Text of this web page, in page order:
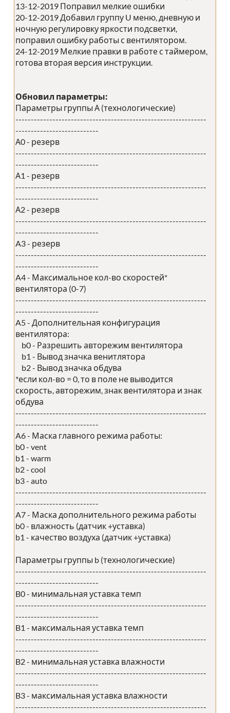
13-12-2019 Поправил мелкие ошибки
20-12-2019 Добавил группу U меню, дневную и
ночную регулировку яркости подсветки,
поправил ошибку работы с вентилятором.
24-12-2019 Мелкие правки в работе с таймером,
готова вторая версия инструкции.
Обновил параметры:
Параметры группы А (технологические)
--------------------------------------------------------------
---------------------------
А0 - резерв
--------------------------------------------------------------
---------------------------
А1 - резерв
--------------------------------------------------------------
---------------------------
А2 - резерв
--------------------------------------------------------------
---------------------------
A3 - резерв
--------------------------------------------------------------
---------------------------
A4 - Максимальное кол-во скоростей*
вентилятора (0-7)
--------------------------------------------------------------
---------------------------
A5 - Дополнительная конфигурация
вентилятора:
b0 - Разрешить авторежим вентилятора
b1 - Вывод значка венитлятора
b2 - Вывод значка обдува
*если кол-во = 0, то в поле не выводится
скорость, авторежим, знак вентилятора и знак
обдува
--------------------------------------------------------------
---------------------------
A6 - Маска главного режима работы:
b0 - vent
b1 - warm
b2 - cool
b3 - auto
--------------------------------------------------------------
---------------------------
A7 - Маска дополнительного режима работы
b0 - влажность (датчик +уставка)
b1 - качество воздуха (датчик +уставка)
Параметры группы b (технологические)
--------------------------------------------------------------
---------------------------
B0 - минимальная уставка темп
--------------------------------------------------------------
---------------------------
B1 - максимальная уставка темп
--------------------------------------------------------------
---------------------------
B2 - минимальная уставка влажности
--------------------------------------------------------------
---------------------------
B3 - максимальная уставка влажности
--------------------------------------------------------------